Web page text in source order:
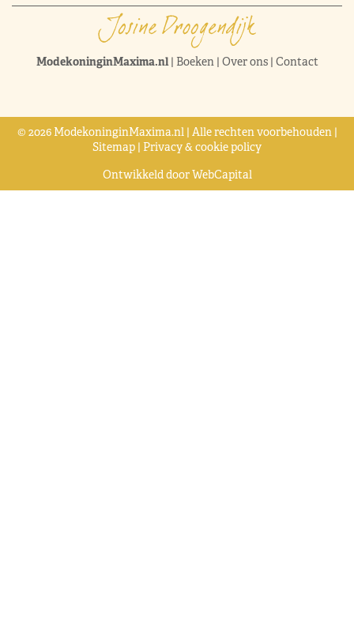
ModekoninginMaxima.nl| Boeken| Over ons| Contact
© 2026 ModekoninginMaxima.nl | Alle rechten voorbehouden |
Sitemap | Privacy & cookie policy
Ontwikkeld doorWebCapital